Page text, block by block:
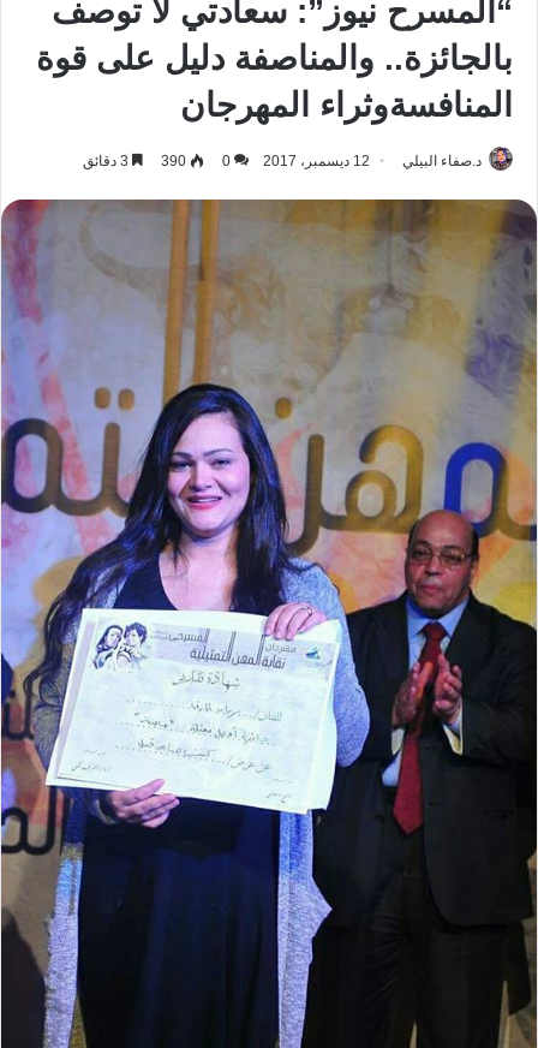
“المسرح نيوز”: سعادتي لا توصف
بالجائزة.. والمناصفة دليل على قوة
المنافسةوثراء المهرجان
د.صفاء البيلي 12 ديسمبر، 2017 0
390